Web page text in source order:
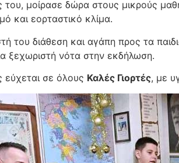
του, μοίρασε δώρα στους μικρούς
και εορταστικό κλίμα.
του διάθεση και αγάπη προς τα
ξεχωριστή νότα στην εκδήλωση.
σε όλους Καλές Γιορτές, με